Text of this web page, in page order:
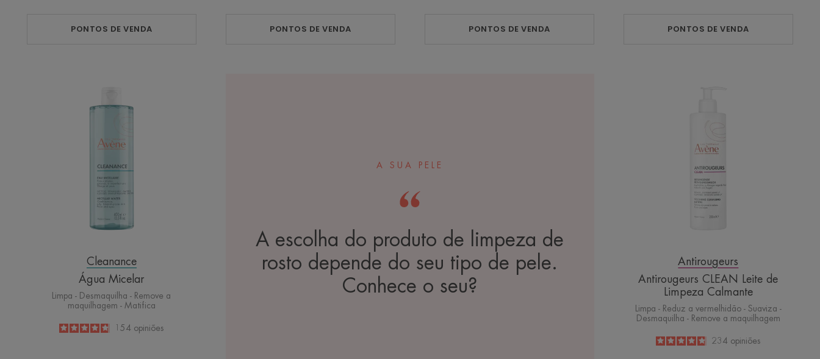
PONTOS DE VENDA PONTOS DE VENDA PONTOS DE VENDA PONTOS DE VENDA
Cleanance
Água Micelar
Limpa - Desmaquilha - Remove a
maquilhagem - Matifica
4.8
154 opiniões
A SUA PELE
A escolha do produto de limpeza de
rosto depende do seu tipo de pele.
Conhece o seu?
Calmante
Antirougeurs
Antirougeurs CLEAN Leite de
Limpeza Calmante
Limpa - Reduz a vermelhidão - Suaviza -
Desmaquilha - Remove a maquilhagem
4.8
/
5
234 opiniões